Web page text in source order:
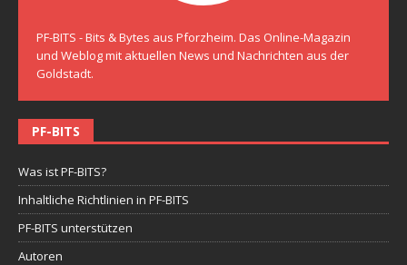
PF-BITS - Bits & Bytes aus Pforzheim. Das Online-Magazin
und Weblog mit aktuellen News und Nachrichten aus der
Goldstadt.
PF-BITS
Was ist PF-BITS?
Inhaltliche Richtlinien in PF-BITS
PF-BITS unterstützen
Autoren